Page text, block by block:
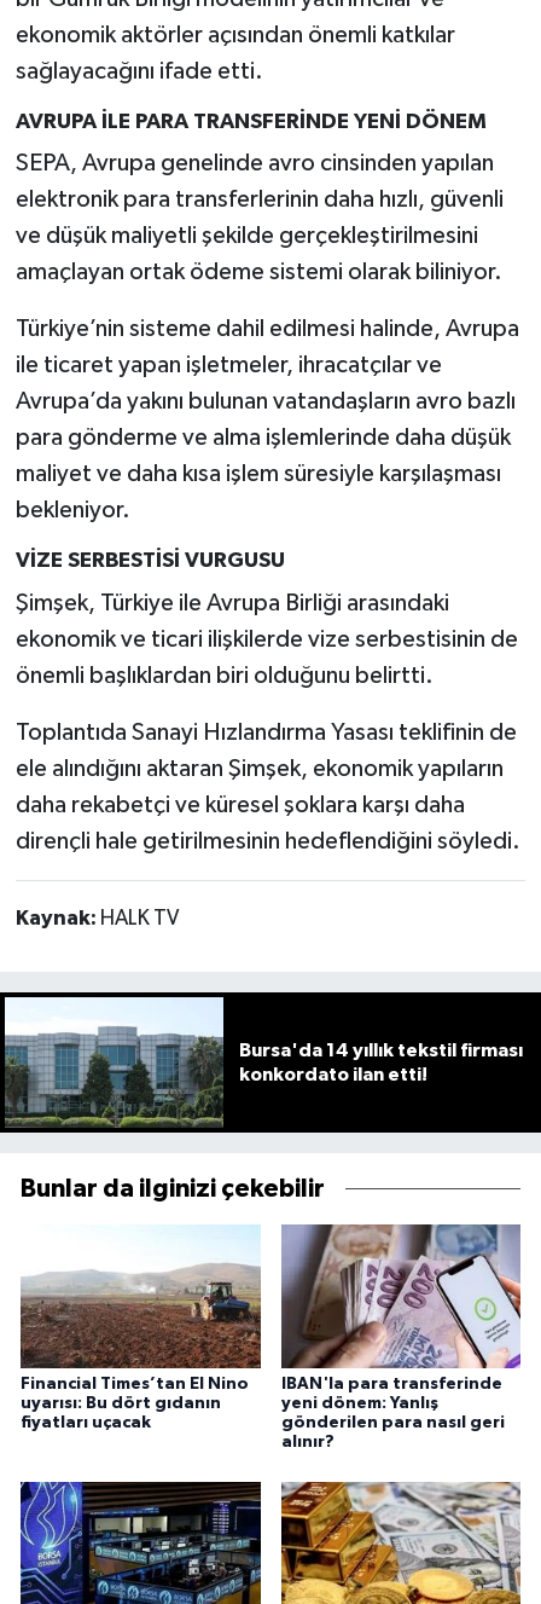
ekonomik aktörler açısından önemli katkılar
sağlayacağını ifade etti.
AVRUPA İLE PARA TRANSFERİNDE YENİ DÖNEM
SEPA, Avrupa genelinde avro cinsinden yapılan
elektronik para transferlerinin daha hızlı, güvenli
ve düşük maliyetli şekilde gerçekleştirilmesini
amaçlayan ortak ödeme sistemi olarak biliniyor.
Türkiye’nin sisteme dahil edilmesi halinde, Avrupa
ile ticaret yapan işletmeler, ihracatçılar ve
Avrupa’da yakını bulunan vatandaşların avro bazlı
para gönderme ve alma işlemlerinde daha düşük
maliyet ve daha kısa işlem süresiyle karşılaşması
bekleniyor.
VİZE SERBESTİSİ VURGUSU
Şimşek, Türkiye ile Avrupa Birliği arasındaki
ekonomik ve ticari ilişkilerde vize serbestisinin de
önemli başlıklardan biri olduğunu belirtti.
Toplantıda Sanayi Hızlandırma Yasası teklifinin de
ele alındığını aktaran Şimşek, ekonomik yapıların
daha rekabetçi ve küresel şoklara karşı daha
dirençli hale getirilmesinin hedeflendiğini söyledi.
Kaynak: HALK TV
Bursa'da 14 yıllık tekstil firması
konkordato ilan etti!
Bunlar da ilginizi çekebilir
Financial Times’tan El Nino
uyarısı: Bu dört gıdanın
fiyatları uçacak
IBAN'la para transferinde
yeni dönem: Yanlış
gönderilen para nasıl geri
alınır?